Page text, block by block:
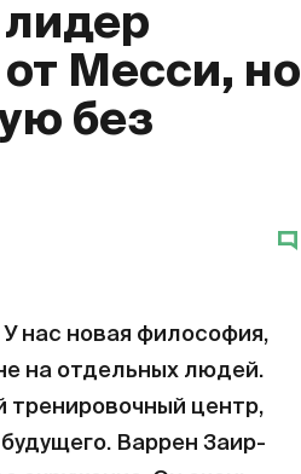
лидер
Месси, но
без
нас новая философия,
на отдельных людей.
тренировочный центр,
Варрен Заир-